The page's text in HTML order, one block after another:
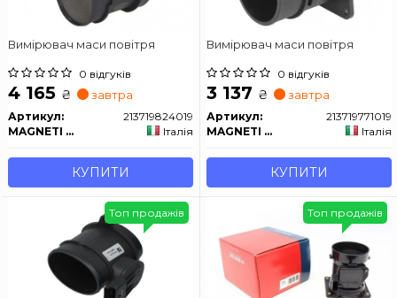
Вимірювач маси повітря
0 відгуків
4 165 ₴ завтра
Артикул:
213719824019
MAGNETI MARELLI
Італія
КУПИТИ
Вимірювач маси повітря
0 відгуків
3 137 ₴ завтра
Артикул:
213719771019
MAGNETI MARELLI
Італія
КУПИТИ
Топ продажів Топ продажів